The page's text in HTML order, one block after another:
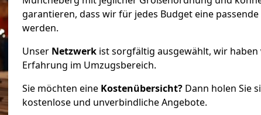
garantieren, dass wir für jedes Budget eine
werden.
Unser Netzwerk ist sorgfältig ausgewählt, wir haben
Erfahrung im Umzugsbereich.
Sie möchten eine Kostenübersicht? Dann holen Sie
kostenlose und unverbindliche Angebote.